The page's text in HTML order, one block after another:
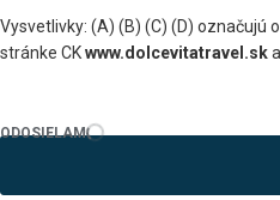
Vysvetlivky: (A) (B) (C) (D)
stránke CKwww.dolcevitatravel.sk
ODOSIELAM